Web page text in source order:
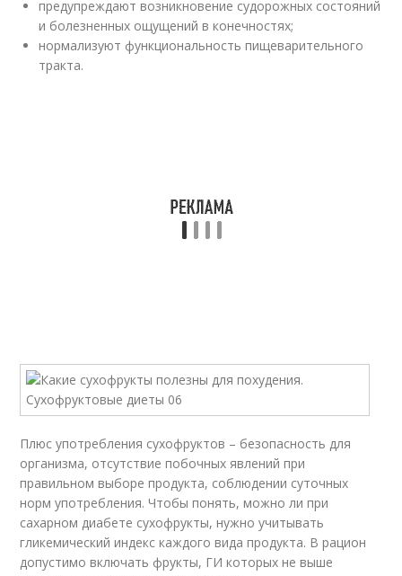
предупреждают возникновение судорожных состояний
и болезненных ощущений в конечностях;
нормализуют функциональность пищеварительного
тракта.
Плюс употребления сухофруктов – безопасность для
организма, отсутствие побочных явлений при
правильном выборе продукта, соблюдении суточных
норм употребления. Чтобы понять, можно ли при
сахарном диабете сухофрукты, нужно учитывать
гликемический индекс каждого вида продукта. В рацион
допустимо включать фрукты, ГИ которых не выше